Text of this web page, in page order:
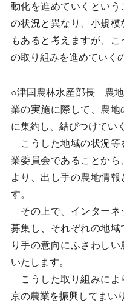
動化を進めていくという
の状況と異なり、小規模
もあると考えますが、
の取り組みを進めていく
○津国農林水産部長 農
業の実施に際して、農
に集約し、結びつけてい
こうした地域の状況等
業委員会であることか
より、出し手の農地情
す。
その上で、インターネ
募集し、それぞれの地
り手の意向にふさわし
いたします。
こうした取り組みによ
京の農業を振興してまい